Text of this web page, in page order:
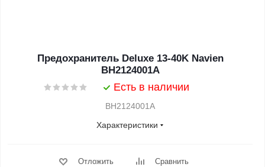
Предохранитель Deluxe 13-40K Navien
BH2124001A
Есть в наличии
BH2124001A
Характеристики
Отложить Сравнить